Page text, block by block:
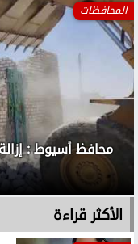
المحافظات
الأكثر قراءة